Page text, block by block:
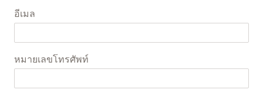
อีเมล
หมายเลขโทรศัพท์